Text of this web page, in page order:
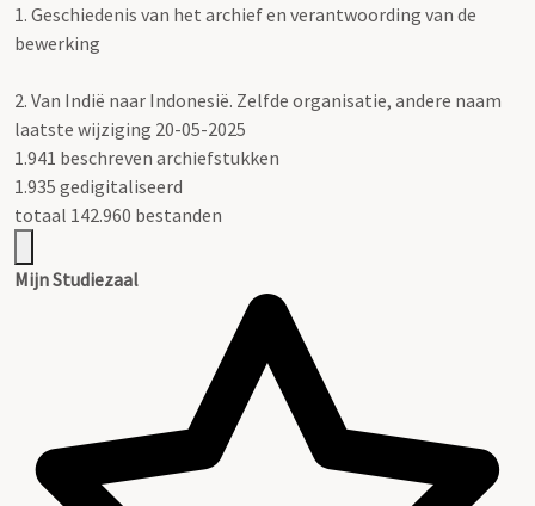
1. Geschiedenis van het archief en verantwoording van de
bewerking
2. Van Indië naar Indonesië. Zelfde organisatie, andere naam
laatste wijziging 20-05-2025
1.941 beschreven archiefstukken
1.935 gedigitaliseerd
totaal 142.960 bestanden
Mijn Studiezaal